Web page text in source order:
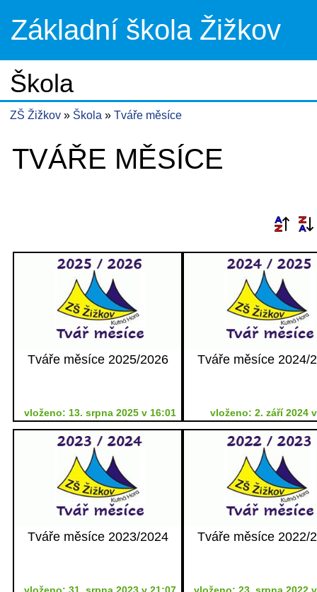
Základní škola Žižkov
Škola
ZŠ Žižkov Škola Tváře měsíce
TVÁŘE MĚSÍCE
Tváře měsíce 2025/2026
vloženo: 13. srpna 2025 v 16:01
Tváře měsíce 2024/
vloženo: 2. září 2024
Tváře měsíce 2023/2024 Tváře měsíce 2022/